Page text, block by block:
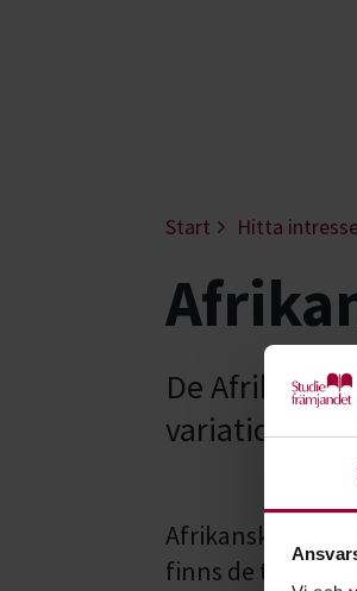
Start Hitta
De
variation.
Afrikanska
finns de